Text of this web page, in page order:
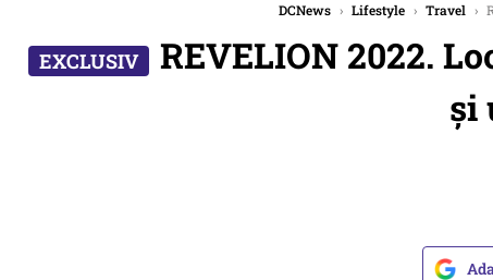
DCNews › Lifestyle › Travel ›
REVELION 2022.
și